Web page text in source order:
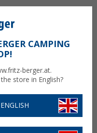
CAMPING
berger.at.
store in English?